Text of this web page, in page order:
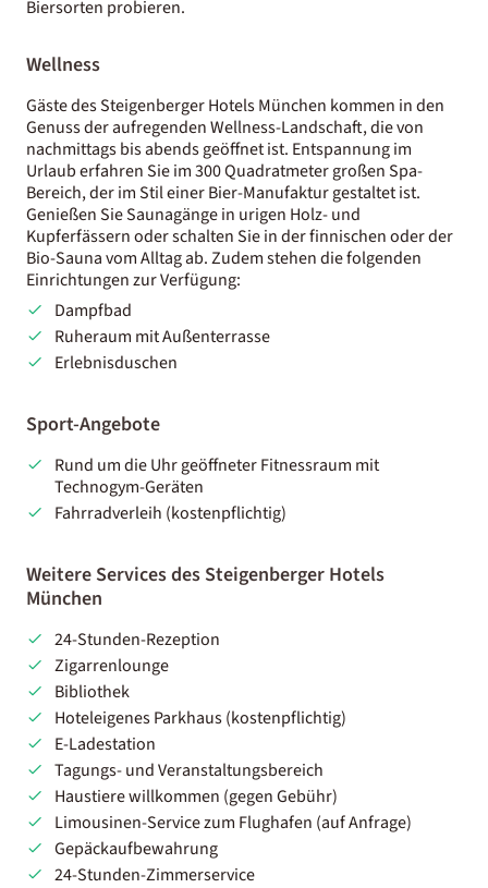
Biersorten probieren.
Wellness
Gäste des Steigenberger Hotels München kommen in den
Genuss der aufregenden Wellness-Landschaft, die von
nachmittags bis abends geöffnet ist. Entspannung im
Urlaub erfahren Sie im 300 Quadratmeter großen Spa-
Bereich, der im Stil einer Bier-Manufaktur gestaltet ist.
Genießen Sie Saunagänge in urigen Holz- und
Kupferfässern oder schalten Sie in der finnischen oder der
Bio-Sauna vom Alltag ab. Zudem stehen die folgenden
Einrichtungen zur Verfügung:
Dampfbad
Ruheraum mit Außenterrasse
Erlebnisduschen
Sport-Angebote
Rund um die Uhr geöffneter Fitnessraum mit
Technogym-Geräten
Fahrradverleih (kostenpflichtig)
Weitere Services des Steigenberger Hotels
München
24-Stunden-Rezeption
Zigarrenlounge
Bibliothek
Hoteleigenes Parkhaus (kostenpflichtig)
E-Ladestation
Tagungs- und Veranstaltungsbereich
Haustiere willkommen (gegen Gebühr)
Limousinen-Service zum Flughafen (auf Anfrage)
Gepäckaufbewahrung
24-Stunden-Zimmerservice